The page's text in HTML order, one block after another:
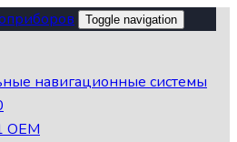
Toggle navigation
навигационные системы
OEM